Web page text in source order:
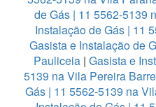
de Gás | 11 5562-5139
Instalação de Gás | 11
Gasista e Instalação de
Pauliceia| Gasista e
5139 na Vila Pereira
Gás | 11 5562-5139 na